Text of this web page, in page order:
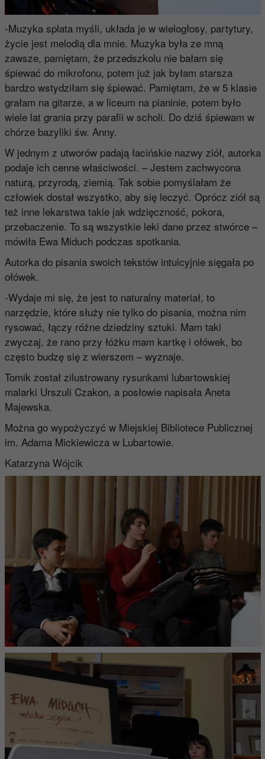
-Muzyka splata myśli, układa je w wielogłosy, partytury,
życie jest melodią dla mnie. Muzyka była ze mną
zawsze, pamiętam, że przedszkolu nie bałam się
śpiewać do mikrofonu, potem już jak byłam starsza
bardzo wstydziłam się śpiewać. Pamiętam, że w 5 klasie
grałam na gitarze, a w liceum na pianinie, potem było
wiele lat grania przy parafii w scholi. Do dziś śpiewam w
chórze bazyliki św. Anny.
W jednym z utworów padają łacińskie nazwy ziół, autorka
podaje ich cenne właściwości. – Jestem zachwycona
naturą, przyrodą, ziemią. Tak sobie pomyślałam że
człowiek dostał wszystko, aby się leczyć. Oprócz ziół są
też inne lekarstwa takie jak wdzięczność, pokora,
przebaczenie. To są wszystkie leki dane przez stwórce –
mówiła Ewa Miduch podczas spotkania.
Autorka do pisania swoich tekstów intuicyjnie sięgała po
ołówek.
-Wydaje mi się, że jest to naturalny materiał, to
narzędzie, które służy nie tylko do pisania, można nim
rysować, łączy różne dziedziny sztuki. Mam taki
zwyczaj, że rano przy łóżku mam kartkę i ołówek, bo
często budzę się z wierszem – wyznaje.
Tomik został zilustrowany rysunkami lubartowskiej
malarki Urszuli Czakon, a posłowie napisała Aneta
Majewska.
Można go wypożyczyć w Miejskiej Bibliotece Publicznej
im. Adama Mickiewicza w Lubartowie.
Katarzyna Wójcik